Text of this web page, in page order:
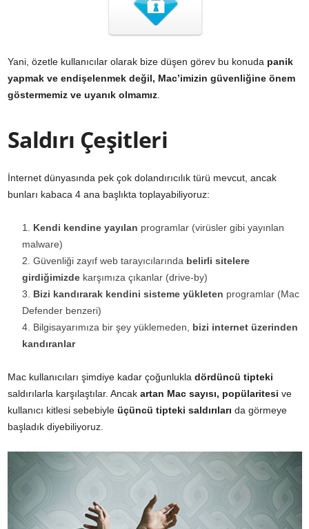
Yani, özetle kullanıcılar olarak bize düşen görev bu konuda panik
yapmak ve endişelenmek değil, Mac’imizin güvenliğine önem
göstermemiz ve uyanık olmamız.
Saldırı Çeşitleri
İnternet dünyasında pek çok dolandırıcılık türü mevcut, ancak
bunları kabaca 4 ana başlıkta toplayabiliyoruz:
Kendi kendine yayılan programlar (virüsler gibi yayınlan
malware)
Güvenliği zayıf web tarayıcılarında belirli sitelere
girdiğimizde karşımıza çıkanlar (drive-by)
Bizi kandırarak kendini sisteme yükleten programlar (Mac
Defender benzeri)
Bilgisayarımıza bir şey yüklemeden, bizi internet üzerinden
kandıranlar
Mac kullanıcıları şimdiye kadar çoğunlukla dördüncü tipteki
saldırılarla karşılaştılar. Ancak artan Mac sayısı, popülaritesi ve
kullanıcı kitlesi sebebiyle üçüncü tipteki saldırıları da görmeye
başladık diyebiliyoruz.